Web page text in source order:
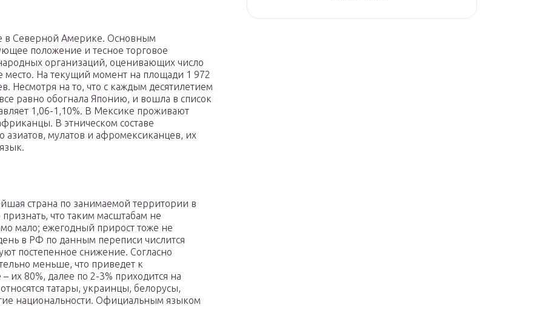
в Северной Америке. Основным
положение и тесное торговое
организаций, оценивающих число
место. На текущий момент на площади 1 972
Несмотря на то, что с каждым десятилетием
равно обогнала Японию, и вошла в список
1,06-1,10%. В Мексике проживают
В этническом составе
мулатов и афромексиканцев, их
страна по занимаемой территории в
что таким масштабам не
мало; ежегодный прирост тоже не
в РФ по данным переписи числится
постепенное снижение. Согласно
меньше, что приведет к
их 80%, далее по 2-3% приходится на
татары, украинцы, белорусы,
национальности. Официальным языком